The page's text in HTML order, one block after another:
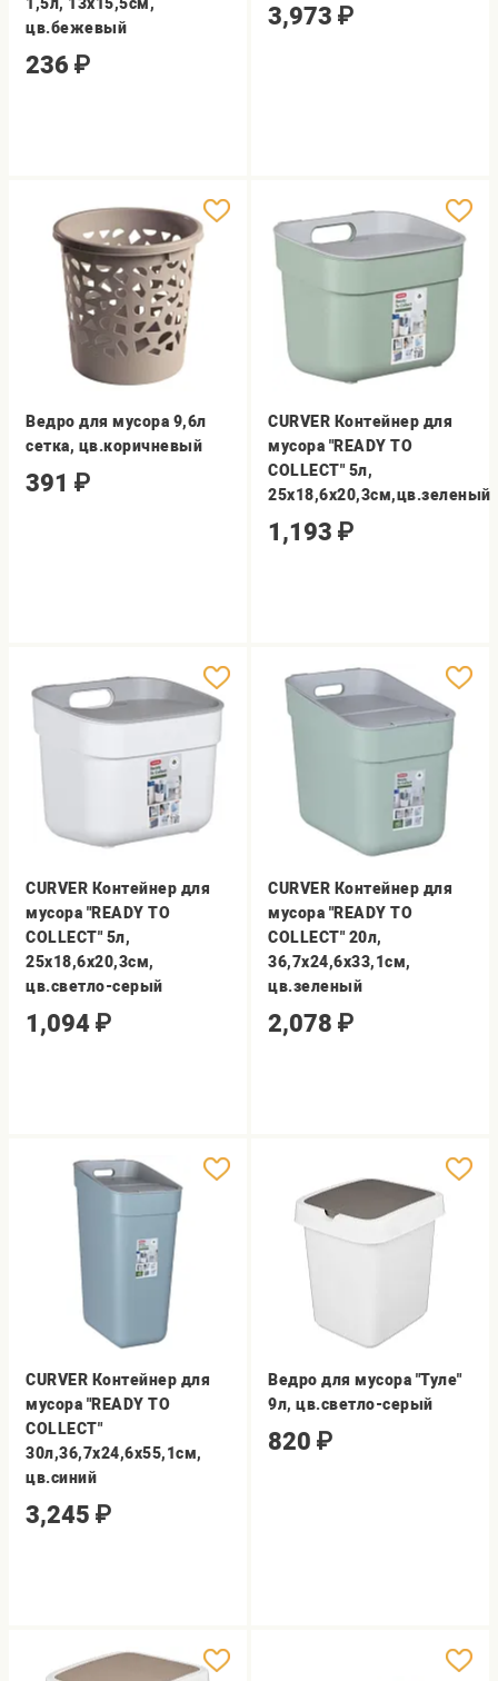
цв.бежевый
236 ₽
3,973 ₽
Ведро для мусора 9,6л
сетка, цв.коричневый
391 ₽
CURVER Контейнер для
мусора "READY TO
COLLECT" 5л,
25х18,6х20,3см,цв.зеленый
1,193 ₽
CURVER Контейнер для
мусора "READY TO
COLLECT" 5л,
25х18,6х20,3см,
цв.светло-серый
1,094 ₽
CURVER Контейнер для
мусора "READY TO
COLLECT" 20л,
36,7х24,6х33,1см,
цв.зеленый
2,078 ₽
CURVER Контейнер для
мусора "READY TO
COLLECT"
30л,36,7х24,6х55,1см,
цв.синий
3,245 ₽
Ведро для мусора "Туле"
9л, цв.светло-серый
820 ₽